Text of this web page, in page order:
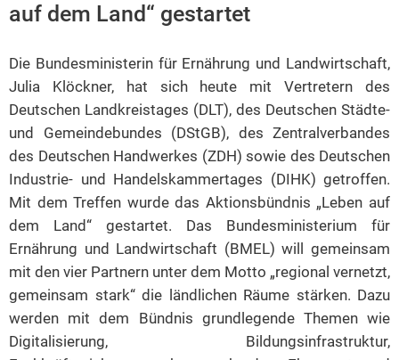
auf dem Land“ gestartet
Die Bundesministerin für Ernährung und Landwirtschaft,
Julia Klöckner, hat sich heute mit Vertretern des
Deutschen Landkreistages (DLT), des Deutschen Städte-
und Gemeindebundes (DStGB), des Zentralverbandes
des Deutschen Handwerkes (ZDH) sowie des Deutschen
Industrie- und Handelskammertages (DIHK) getroffen.
Mit dem Treffen wurde das Aktionsbündnis „Leben auf
dem Land“ gestartet. Das Bundesministerium für
Ernährung und Landwirtschaft (BMEL) will gemeinsam
mit den vier Partnern unter dem Motto „regional vernetzt,
gemeinsam stark“ die ländlichen Räume stärken. Dazu
werden mit dem Bündnis grundlegende Themen wie
Digitalisierung, Bildungsinfrastruktur,